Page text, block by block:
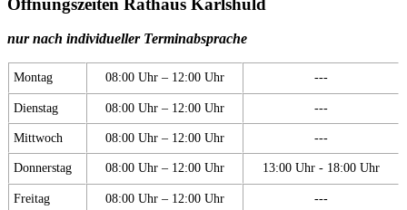
nur nach individueller Terminabsprache
Montag 08:00 Uhr – 12:00 Uhr ---
Dienstag 08:00 Uhr – 12:00 Uhr ---
Mittwoch 08:00 Uhr – 12:00 Uhr ---
Donnerstag 08:00 Uhr – 12:00 Uhr 13:00 Uhr - 18:00 Uhr
Freitag 08:00 Uhr – 12:00 Uhr ---